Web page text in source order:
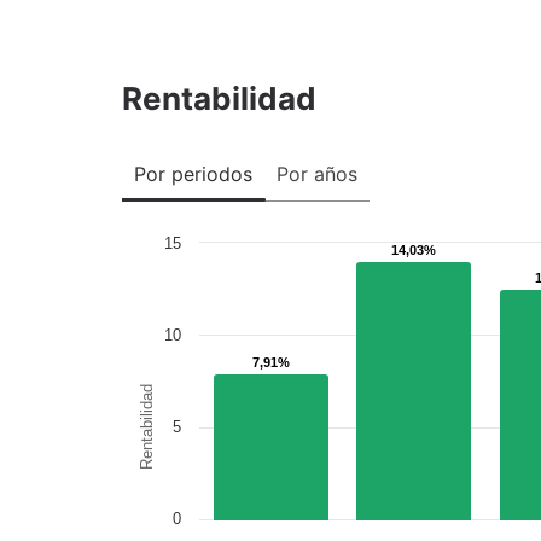
Rentabilidad
Por periodos Por años
Rentabilidad
7,91%
7,91%
14,03%
14,03%
0
5
10
15